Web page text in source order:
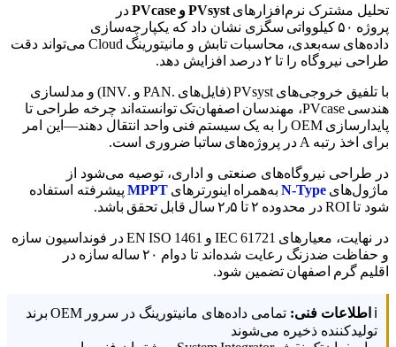
تحلیل مشترک نرم‌افزارهای PVsyst و PVcase
در
پروژه ۵۰ کیلوواتی سگزی نشان داد که یکپارچه‌سازی
داده‌های سه‌بعدی، محاسبات تابش و مانیتورینگ Cloud می‌تواند دقت
طراحی نیروگاه را تا ۲ درصد افزایش دهد.
با تلفیق خروجی‌های PVsyst (فایل‌های .PAN و .INV) و مدلسازی
هندسی PVcase، مهندسان اصفهان‌تک توانسته‌اند چرخه طراحی تا
پایدارسازی OEM را به یک سیستم فنی واحد انتقال دهند—این امر
برای اخذ رتبه A در پروژه‌های ساتبا ضروری است.
در طراحی نیروگاه‌های صنعتی و اداری، توصیه می‌شود از
ماژول‌های N‑Type به‌همراه اینورترهای MPPT پیشرفته استفاده
شود تا ROI در محدوده ۲ تا ۲٫۵ سال قابل تحقق باشد.
در نهایت، معیارهای IEC 61721 و EN ISO 1461 در فونداسیون سازه
و حفاظت ضدزنگ رعایت شده‌اند تا دوام ۲۰ ساله سازه در
اقلیم گرم اصفهان تضمین شود.
ℹ️ اطلاعات فنی:
تمامی داده‌های مانیتورینگ در سرور OEM برند
تولیدکننده ذخیره می‌شوند